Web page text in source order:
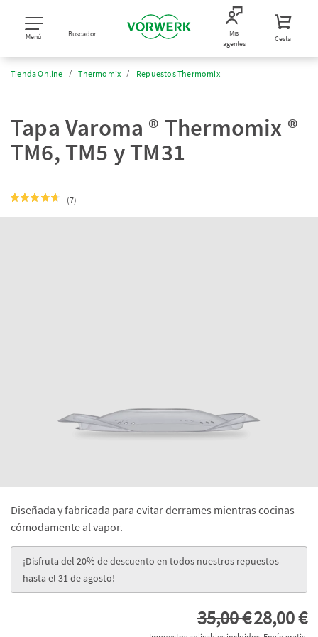
Menú Buscador
Mis
agentes
Cesta
Tienda Online Thermomix Repuestos Thermomix
Tapa Varoma ® Thermomix ®
TM6, TM5 y TM31
(7)
Diseñada y fabricada para evitar derrames mientras cocinas
cómodamente al vapor.
¡Disfruta del 20% de descuento en todos nuestros repuestos
hasta el 31 de agosto!
35,00 €28,00 €